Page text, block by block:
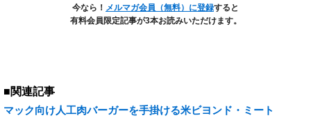
今なら！ メルマガ会員（無料）に登録すると
有料会員限定記事が3本お読みいただけます。
■関連記事
マック向け人工肉バーガーを手掛ける米ビヨンド・ミート